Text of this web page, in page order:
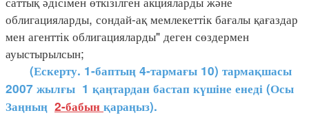
облигацияларды, сондай-ақ мемлекеттік бағалы қағаздар
мен агенттік облигацияларды" деген сөздермен
ауыстырылсын;
(Ескерту. 1-баптың 4-тармағы 10) тармақшасы
2007 жылғы 1 қаңтардан бастап күшіне енеді (Осы
Заңның 2-бабын қараңыз).